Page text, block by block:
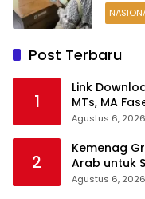
Post Terbaru
1
Link
MTs, MA
Pelajaran
Agustus 6, 2026
2
Kemenag
Arab untuk
Agustus 6, 2026